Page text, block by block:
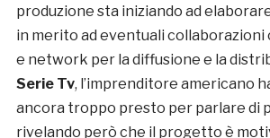
produzione sta iniziando ad
in merito ad eventuali collaborazioni
e network per la diffusione e la
Serie Tv, l’imprenditore americano
ancora troppo presto per parlare di
rivelando però che il progetto è